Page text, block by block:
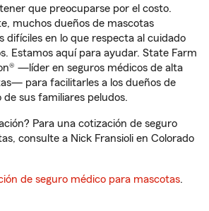
que preocuparse por el costo.
muchos dueños de mascotas
difíciles en lo que respecta al cuidado
Estamos aquí para ayudar. State Farm
—líder en seguros médicos de alta
para facilitarles a los dueños de
sus familiares peludos.
Para una cotización de seguro
consulte a Nick Fransioli en Colorado
de seguro médico para mascotas.